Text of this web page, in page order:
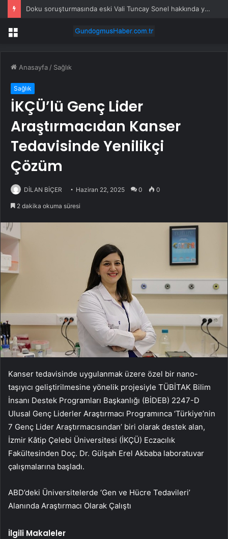
Doku soruşturmasında eski Vali Tuncay Sonel hakkında yeni tutuklama kararı
Menü
Anasayfa / Sağlık
Sağlık
İKÇÜ’lü Genç Lider
Araştırmacıdan Kanser
Tedavisinde Yenilikçi
Çözüm
DİLAN BİÇER Haziran 22, 2025 0 0
2 dakika okuma süresi
Kanser tedavisinde uygulanmak üzere özel bir nano-
taşıyıcı geliştirilmesine yönelik projesiyle TÜBİTAK Bilim
İnsanı Destek Programları Başkanlığı (BİDEB) 2247-D
Ulusal Genç Liderler Araştırmacı Programınca ‘Türkiye’nin
7 Genç Lider Araştırmacısından’ biri olarak destek alan,
İzmir Kâtip Çelebi Üniversitesi (İKÇÜ) Eczacılık
Fakültesinden Doç. Dr. Gülşah Erel Akbaba laboratuvar
çalışmalarına başladı.
ABD’deki Üniversitelerde ‘Gen ve Hücre Tedavileri’
Alanında Araştırmacı Olarak Çalıştı
İlgili Makaleler